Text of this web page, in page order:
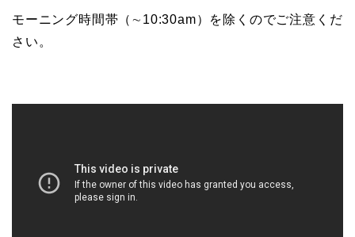
モーニング時間帯（∼10:30am）を除くのでご注意くだ
さい。